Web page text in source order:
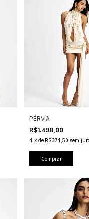
PÉRVIA
R$1.498,00
4 xde R$374,50 sem
Comprar